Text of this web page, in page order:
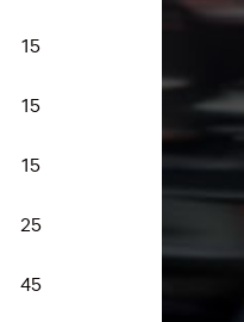
15
15
15
25
45